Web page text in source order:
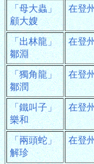
「母大蟲」
顧大嫂
在登
「出林龍」
鄒淵
在登
「獨角龍」
鄒潤
在登
「鐵叫子」
樂和
在登
「兩頭蛇」
解珍
在登